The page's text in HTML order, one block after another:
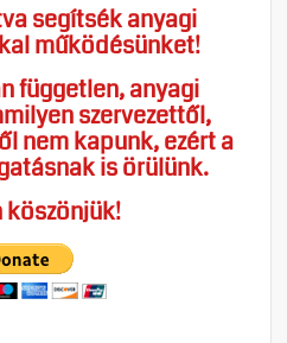
segítsék anyagi
működésünket!
független, anyagi
szervezettől,
nem kapunk, ezért a
is örülünk.
köszönjük!